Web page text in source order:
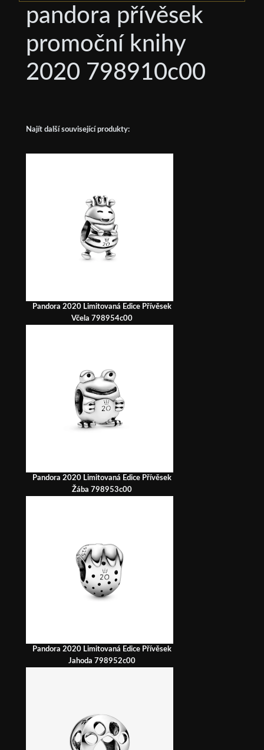
pandora přívěsek
promoční knihy
2020 798910c00
Najít další související produkty:
Pandora 2020 Limitovaná Edice Přívěsek
Včela 798954c00
Pandora 2020 Limitovaná Edice Přívěsek
Žába 798953c00
Pandora 2020 Limitovaná Edice Přívěsek
Jahoda 798952c00